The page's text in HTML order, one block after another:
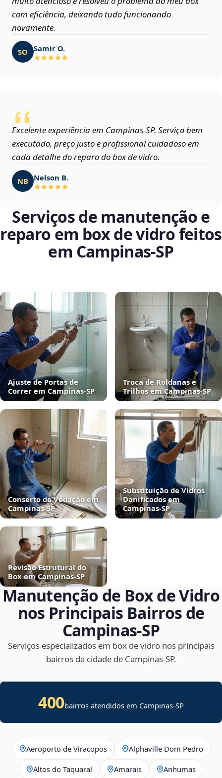
com eficiência, deixando tudo funcionando
novamente.
SO Samir O.
Excelente experiência em Campinas‑SP. Serviço bem
executado, preço justo e profissional cuidadoso em
cada detalhe do reparo do box de vidro.
NB Nelson B.
Serviços de manutenção e
reparo em box de vidro feitos
em Campinas‑SP
Ajuste de Portas de
Correr em Campinas‑SP
Troca de Roldanas e
Trilhos em Campinas‑SP
Conserto de Vedação em
Campinas‑SP
Substituição de Vidros
Danificados em
Campinas‑SP
Revisão Estrutural do
Box em Campinas‑SP
Manutenção de Box de Vidro
nos Principais Bairros de
Campinas‑SP
Serviços especializados em box de vidro nos principais
bairros da cidade de Campinas‑SP.
400bairros atendidos em Campinas-SP
Aeroporto de Viracopos Alphaville Dom Pedro
Altos do Taquaral Amarais Anhumas